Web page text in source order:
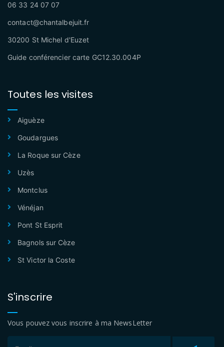
06 33 24 07 07
contact@chantalbejuit.fr
30200 St Michel d'Euzet
Guide conférencier carte GC12.30.004P
Toutes les visites
Aiguèze
Goudargues
La Roque sur Cèze
Uzès
Montclus
Vénéjan
Pont St Esprit
Bagnols sur Cèze
St Victor la Coste
S'inscrire
Vous pouvez vous inscrire à ma NewsLetter